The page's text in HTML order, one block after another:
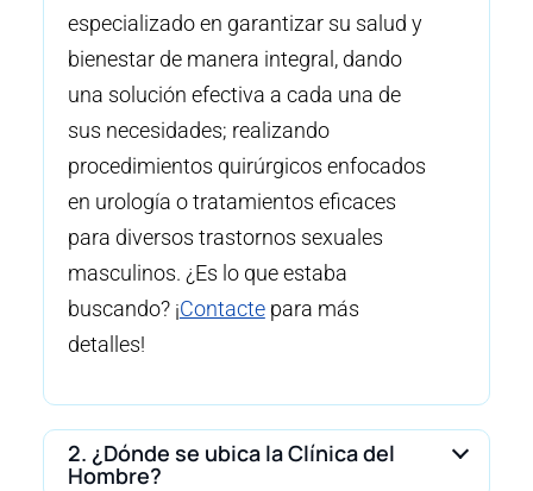
especializado en garantizar su salud y
bienestar de manera integral, dando
una solución efectiva a cada una de
sus necesidades; realizando
procedimientos quirúrgicos enfocados
en urología o tratamientos eficaces
para diversos trastornos sexuales
masculinos. ¿Es lo que estaba
buscando? ¡Contactepara más
detalles!
2. ¿Dónde se ubica la Clínica del
Hombre?